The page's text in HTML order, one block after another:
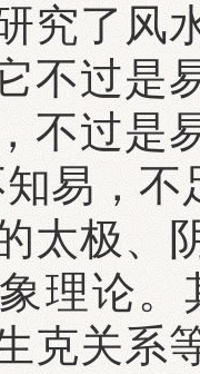
究了风
不过是
不过是
易，
太极、
理论
克关系